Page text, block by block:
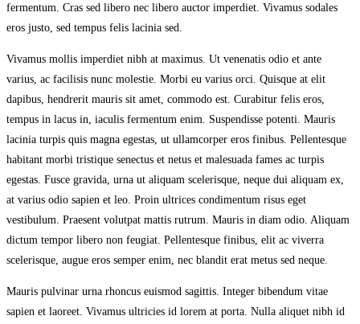
fermentum. Cras sed libero nec libero auctor imperdiet. Vivamus sodales
eros justo, sed tempus felis lacinia sed.
Vivamus mollis imperdiet nibh at maximus. Ut venenatis odio et ante
varius, ac facilisis nunc molestie. Morbi eu varius orci. Quisque at elit
dapibus, hendrerit mauris sit amet, commodo est. Curabitur felis eros,
tempus in lacus in, iaculis fermentum enim. Suspendisse potenti. Mauris
lacinia turpis quis magna egestas, ut ullamcorper eros finibus. Pellentesque
habitant morbi tristique senectus et netus et malesuada fames ac turpis
egestas. Fusce gravida, urna ut aliquam scelerisque, neque dui aliquam ex,
at varius odio sapien et leo. Proin ultrices condimentum risus eget
vestibulum. Praesent volutpat mattis rutrum. Mauris in diam odio. Aliquam
dictum tempor libero non feugiat. Pellentesque finibus, elit ac viverra
scelerisque, augue eros semper enim, nec blandit erat metus sed neque.
Mauris pulvinar urna rhoncus euismod sagittis. Integer bibendum vitae
sapien et laoreet. Vivamus ultricies id lorem at porta. Nulla aliquet nibh id